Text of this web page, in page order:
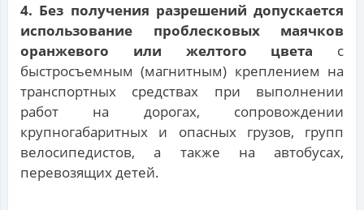
4. Без получения разрешений допускается
использование проблесковых маячков
оранжевого или желтого цвета с
быстросъемным (магнитным) креплением на
транспортных средствах при выполнении
работ на дорогах, сопровождении
крупногабаритных и опасных грузов, групп
велосипедистов, а также на автобусах,
перевозящих детей.